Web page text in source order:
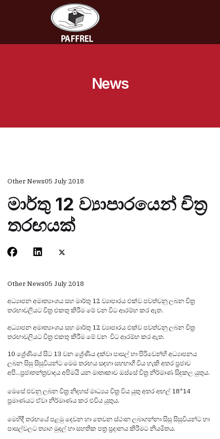
News
Other News05 July 2018
මාර්තු 12 ව්‍යාපාරයෙන් චිත්‍ර
තරඟයක්
Other News05 July 2018
අධ්‍යාපන අමාත්‍යාංශය සහ මාර්තු 12 ව්‍යාපාරය එක්ව පවත්වනු ලබන චිත්‍ර
තරඟාවලියට චිත්‍ර එකතු කිරීම මේ වන විට ආරම්භ කර ඇත.
අධ්‍යාපන අමාත්‍යාංශය සහ මාර්තු 12 ව්‍යාපාරය එක්ව පවත්වනු ලබන චිත්‍ර
තරඟාවලියට චිත්‍ර එකතු කිරීම මේ වන විට ආරම්භ කර ඇත.
10 ශ්‍රේණියේ සිට 13 වන ශ්‍රේණිය දක්වා පාසල් හා පිරිවෙන්හි අධ්‍යාපනය
ලබන සිසු සිසුවියන්ට මෙම තරඟය සඳහා සහභාගී විය හැකි අතර ප්‍රජාව
අපි...ප්‍රජාතන්ත්‍රවාදය අපිමයි යන මාතෘකාව ඔස්සේ චිත්‍ර නිර්මාණ සිදුකල යුතුය.
මෙසේ එවනු ලබන චිත්‍ර නිදහස් මාධ්‍යය චිත්‍ර විය යුතු අතර අඟල් 18*14
ප්‍රමාණයට ඒවා නිර්මාණය කර එවිය යුතුය.
මෙහිදී තරඟයේ පළමු දෙවන හා තෙවන ස්ථාන ලබාගන්නා සිසු සිසුවියන්ට හා
පාසල්වලට ත්‍යාග මුදල් හා සහතික පත්‍ර ප්‍රදානය කිරීමට නියමිතය.